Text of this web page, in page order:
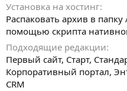
Установка на хостинг
Распаковать архив в
помощью скрипта
Подходящие редакции
Первый сайт, Старт,
Корпоративный портал,
CRM